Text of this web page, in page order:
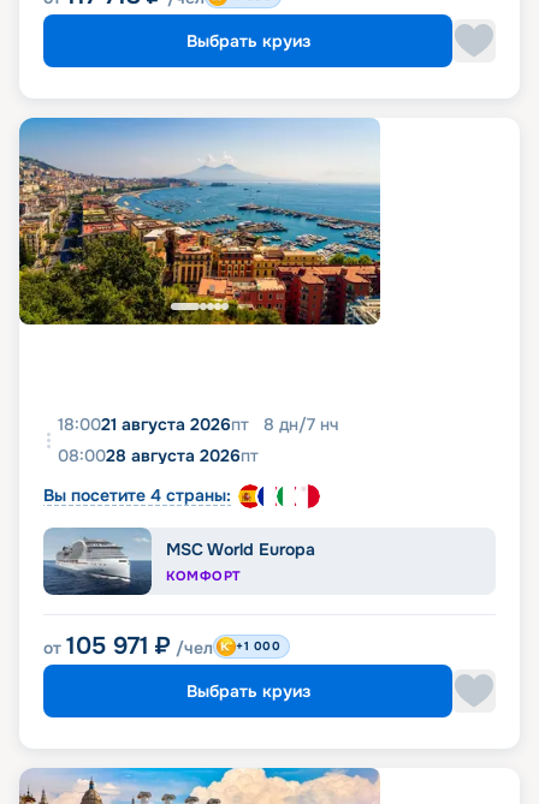
Выбрать круиз
18:0021 августа 2026пт 8 дн/7 нч
08:0028 августа 2026пт
Вы посетите 4 страны:
MSC World Europa
КОМФОРТ
от 105 971 ₽ /чел +1 000
Выбрать круиз